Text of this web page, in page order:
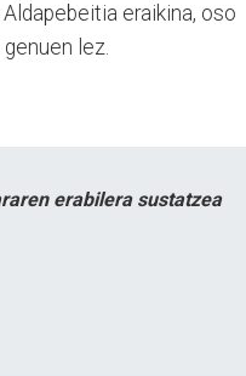
eraikina, oso
lez.
erabilera sustatzea